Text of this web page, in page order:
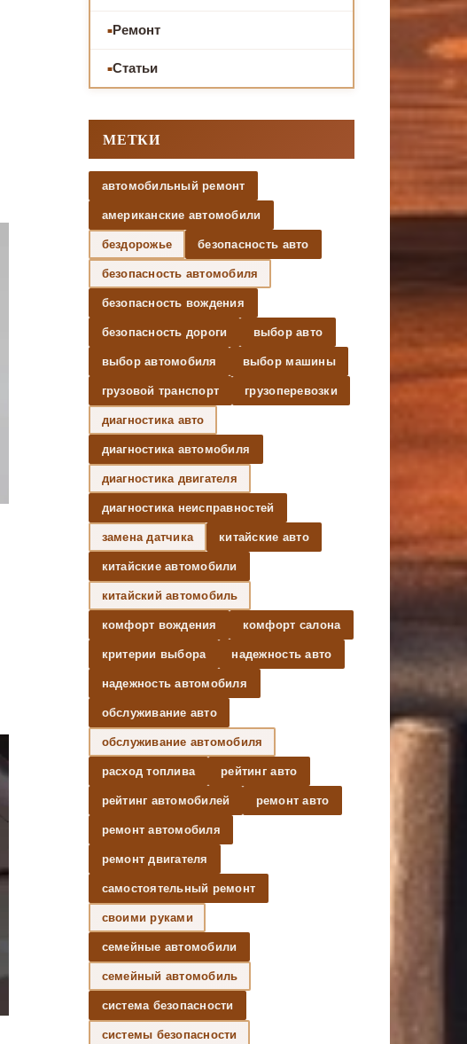
Ремонт
Статьи
МЕТКИ
автомобильный ремонт
американские автомобили
бездорожье безопасность авто
безопасность автомобиля
безопасность вождения
безопасность дороги выбор авто
выбор автомобиля выбор машины
грузовой транспорт грузоперевозки
диагностика авто
диагностика автомобиля
диагностика двигателя
диагностика неисправностей
замена датчика китайские авто
китайские автомобили
китайский автомобиль
комфорт вождения комфорт салона
критерии выбора надежность авто
надежность автомобиля
обслуживание авто
обслуживание автомобиля
расход топлива рейтинг авто
рейтинг автомобилей ремонт авто
ремонт автомобиля
ремонт двигателя
самостоятельный ремонт
своими руками
семейные автомобили
семейный автомобиль
система безопасности
системы безопасности